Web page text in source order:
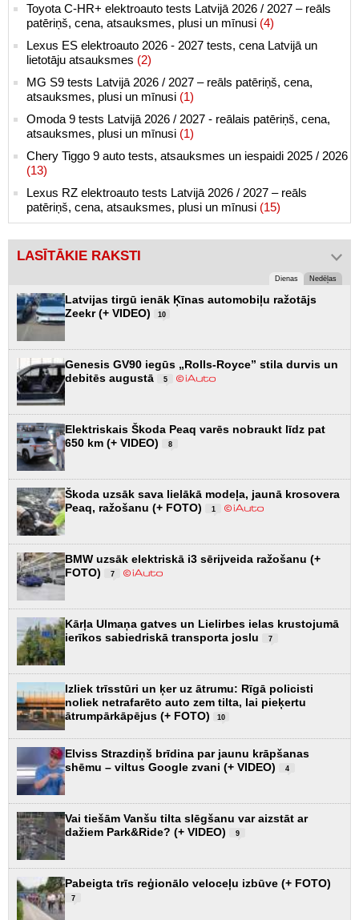
Toyota C-HR+ elektroauto tests Latvijā 2026 / 2027 – reāls
patēriņš, cena, atsauksmes, plusi un mīnusi (4)
Lexus ES elektroauto 2026 - 2027 tests, cena Latvijā un
lietotāju atsauksmes (2)
MG S9 tests Latvijā 2026 / 2027 – reāls patēriņš, cena,
atsauksmes, plusi un mīnusi (1)
Omoda 9 tests Latvijā 2026 / 2027 - reālais patēriņš, cena,
atsauksmes, plusi un mīnusi (1)
Chery Tiggo 9 auto tests, atsauksmes un iespaidi 2025 / 2026
(13)
Lexus RZ elektroauto tests Latvijā 2026 / 2027 – reāls
patēriņš, cena, atsauksmes, plusi un mīnusi (15)
LASĪTĀKIE RAKSTI
Dienas Nedēļas
Latvijas tirgū ienāk Ķīnas automobiļu ražotājs
Zeekr (+ VIDEO)
10
Genesis GV90 iegūs „Rolls-Royce” stila durvis un
debitēs augustā
5
Elektriskais Škoda Peaq varēs nobraukt līdz pat
650 km (+ VIDEO)
8
Škoda uzsāk sava lielākā modeļa, jaunā krosovera
Peaq, ražošanu (+ FOTO)
1
BMW uzsāk elektriskā i3 sērijveida ražošanu (+
FOTO)
7
Kārļa Ulmaņa gatves un Lielirbes ielas krustojumā
ierīkos sabiedriskā transporta joslu
7
Izliek trīsstūri un ķer uz ātrumu: Rīgā policisti
noliek netrafarēto auto zem tilta, lai pieķertu
ātrumpārkāpējus (+ FOTO)
10
Elviss Strazdiņš brīdina par jaunu krāpšanas
shēmu – viltus Google zvani (+ VIDEO)
4
Vai tiešām Vanšu tilta slēgšanu var aizstāt ar
dažiem Park&Ride? (+ VIDEO)
9
Pabeigta trīs reģionālo veloceļu izbūve (+ FOTO)
7